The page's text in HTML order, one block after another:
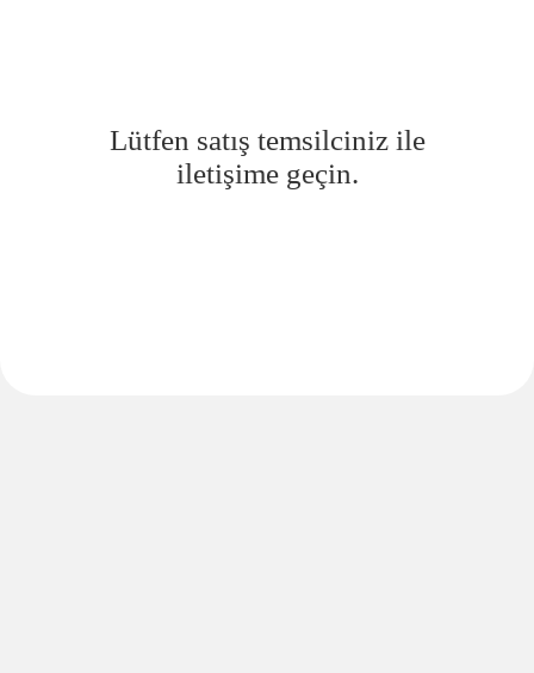
Lütfen satış temsilciniz ile
iletişime geçin.